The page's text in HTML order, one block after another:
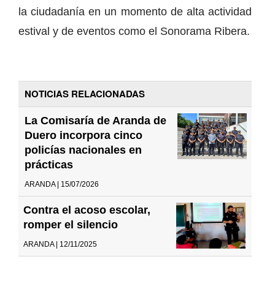
la ciudadanía en un momento de alta actividad
estival y de eventos como el Sonorama Ribera.
NOTICIAS RELACIONADAS
La Comisaría de Aranda de
Duero incorpora cinco
policías nacionales en
prácticas
ARANDA | 15/07/2026
Contra el acoso escolar,
romper el silencio
ARANDA | 12/11/2025